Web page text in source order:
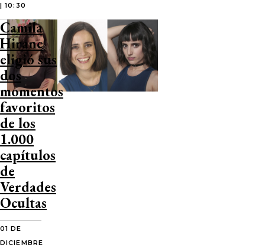
| 10:30
Camila
Hirane
eligió sus
dos
momentos
favoritos
de los
1.000
capítulos
de
Verdades
Ocultas
01 DE
DICIEMBRE